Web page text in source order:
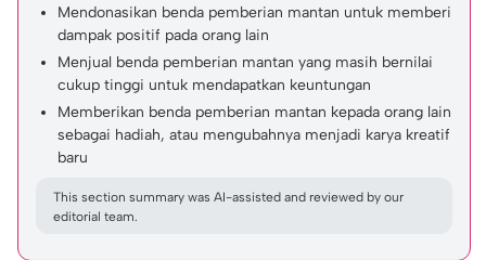
Mendonasikan benda pemberian mantan untuk memberi
dampak positif pada orang lain
Menjual benda pemberian mantan yang masih bernilai
cukup tinggi untuk mendapatkan keuntungan
Memberikan benda pemberian mantan kepada orang lain
sebagai hadiah, atau mengubahnya menjadi karya kreatif
baru
This section summary was AI-assisted and reviewed by our
editorial team.